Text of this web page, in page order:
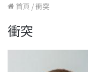
首頁 /衝突
衝突